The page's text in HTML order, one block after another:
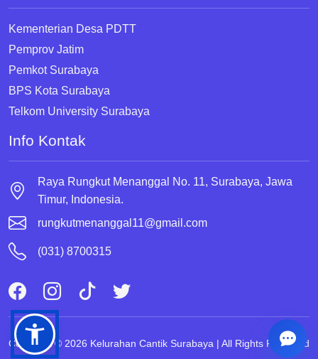
Kementerian Desa PDTT
Pemprov Jatim
Pemkot Surabaya
BPS Kota Surabaya
Telkom University Surabaya
Info Kontak
Raya Rungkut Menanggal No. 11, Surabaya, Jawa
Timur, Indonesia.
rungkutmenanggal11@gmail.com
(031) 8700315
Copyright © 2026 Kelurahan Cantik Surabaya | All Rights Reserved